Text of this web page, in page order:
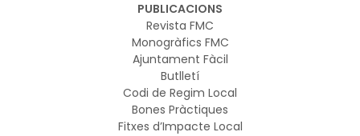
PUBLICACIONS
Revista FMC
Monogràfics FMC
Ajuntament Fàcil
Butlletí
Codi de Regim Local
Bones Pràctiques
Fitxes d’Impacte Local